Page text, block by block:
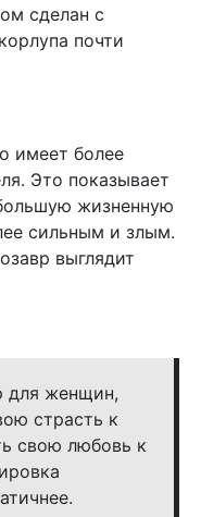
сделан с
почти
имеет более
Это показывает
жизненную
сильным и злым.
выглядит
для женщин,
страсть к
свою любовь к